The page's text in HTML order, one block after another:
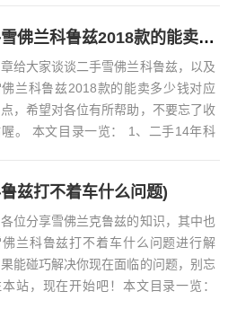
二手雪佛兰科鲁兹(二手雪佛兰科鲁兹2018款的能卖多少钱)
给大家谈谈二手雪佛兰科鲁兹，以及
佛兰科鲁兹2018款的能卖多少钱对应
，希望对各位有所帮助，不要忘了收
。 本文目录一览： 1、二手14年科
兹打不着车什么问题)
位分享雪佛兰克鲁兹的知识，其中也
佛兰科鲁兹打不着车什么问题进行解
能碰巧解决你现在面临的问题，别忘
站，现在开始吧！本文目录一览：